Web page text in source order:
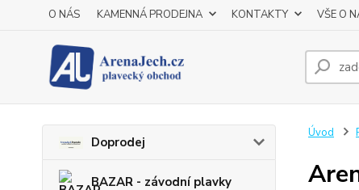
O NÁS KAMENNÁ PRODEJNA KONTAKTY VŠE O
Doprodej
BAZAR - závodní plavky
Úvod